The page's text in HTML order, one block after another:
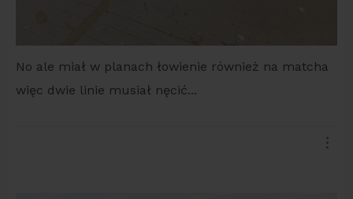
No ale miał w planach łowienie również na matcha
więc dwie linie musiał nęcić...